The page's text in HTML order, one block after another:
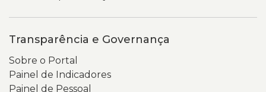
como
espaço
para
Transparência e Governança
Sobre o Portal
Painel de Indicadores
Painel de Pessoal